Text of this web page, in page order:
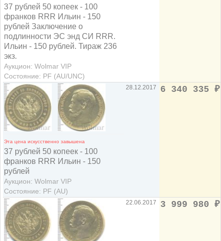
37 рублей 50 копеек - 100
франков RRR Ильин - 150
рублей Заключение о
подлинности ЭС энд СИ RRR.
Ильин - 150 рублей. Тираж 236
экз.
Аукцион: Wolmar VIP
Состояние: PF (AU/UNC)
Эта цена искусственно завышена
37 рублей 50 копеек - 100
франков RRR Ильин - 150
рублей
Аукцион: Wolmar VIP
Состояние: PF (AU)
28.12.2017 6 340 335 ₽
22.06.2017 3 999 980 ₽